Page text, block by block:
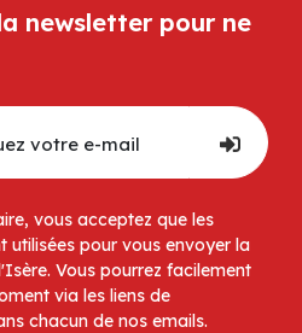
newsletter pour ne
vous acceptez que les
utilisées pour vous envoyer la
Vous pourrez facilement
via les liens de
chacun de nos emails.